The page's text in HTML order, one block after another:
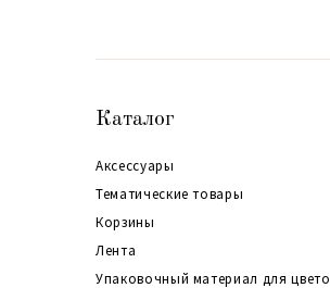
Каталог
Аксессуары
Тематические товары
Корзины
Лента
Упаковочный материал для